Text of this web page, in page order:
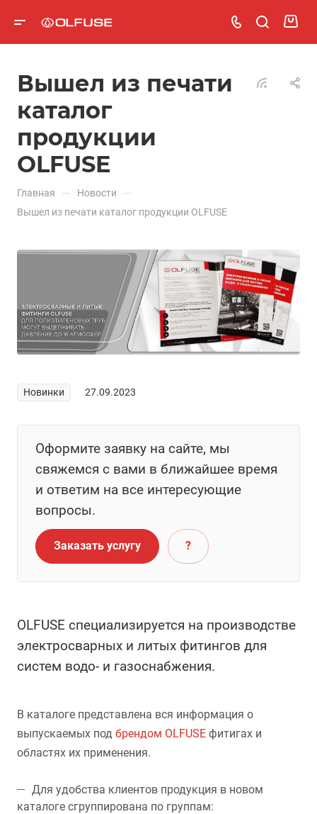
Вышел из печати
каталог
продукции
OLFUSE
Главная — Новости —
Вышел из печати каталог продукции OLFUSE
Новинки 27.09.2023
Оформите заявку на сайте, мы
свяжемся с вами в ближайшее время
и ответим на все интересующие
вопросы.
Заказать услугу ?
OLFUSE специализируется на производстве
электросварных и литых фитингов для
систем водо- и газоснабжения.
В каталоге представлена вся информация о
выпускаемых под брендом OLFUSE фитигах и
областях их применения.
Для удобства клиентов продукция в новом
каталоге сгруппирована по группам: